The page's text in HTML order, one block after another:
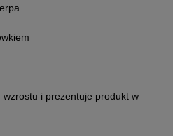
i prezentuje produkt w